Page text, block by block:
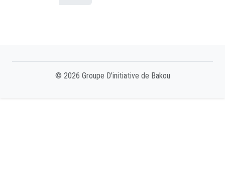
© 2026 Groupe D'initiative de Bakou